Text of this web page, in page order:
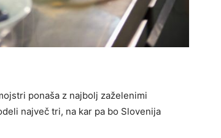
ponaša z najbolj zaželenimi
največ tri, na kar pa bo Slovenija